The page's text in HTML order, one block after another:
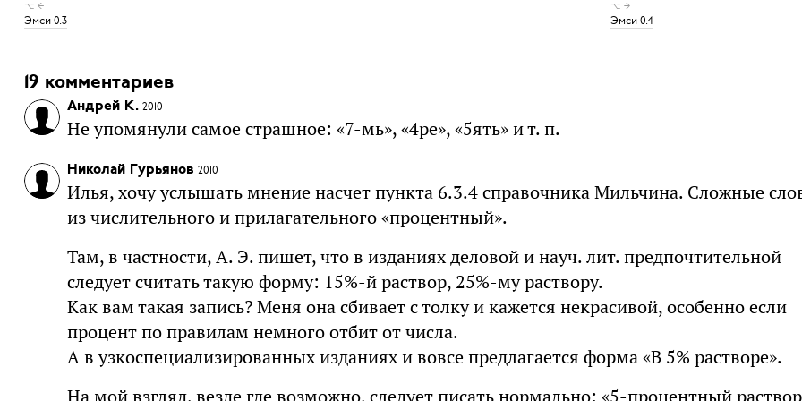
⌥ ←
Эмси 0.3
⌥ →
Эмси 0.4
19 комментариев
Андрей K. 2010
Не упомянули самое страшное: «7-мь», «4ре», «5ять» и т. п.
Николай Гурьянов 2010
Илья, хочу услышать мнение насчет пункта 6.3.4 справочника Мильчина. Сложные
из числительного и прилагательного «процентный».
Там, в частности, А. Э. пишет, что в изданиях деловой и науч. лит. предпочтительной
следует считать такую форму: 15%-й раствор, 25%-му раствору.
Как вам такая запись? Меня она сбивает с толку и кажется некрасивой, особенно если
процент по правилам немного отбит от числа.
А в узкоспециализированных изданиях и вовсе предлагается форма «В 5% растворе».